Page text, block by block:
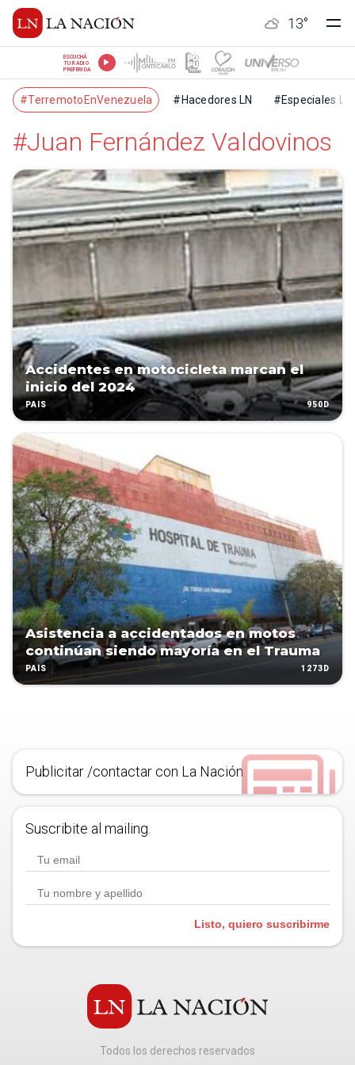
13°
ESCUCHÁ
TU RADIO
PREFERIDA
#TerremotoEnVenezuela #Hacedores LN #Especiales LN
#Juan Fernández Valdovinos
Accidentes en motocicleta marcan el
inicio del 2024
PAÍS 950D
Asistencia a accidentados en motos
continúan siendo mayoría en el Trauma
PAÍS 1273D
Publicitar /contactar con La Nación
Suscribite al mailing.
Listo, quiero suscribirme
Todos los derechos reservados